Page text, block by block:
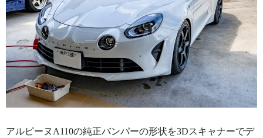
アルピーヌA110の純正バンパーの形状を3Dスキャナーでデ